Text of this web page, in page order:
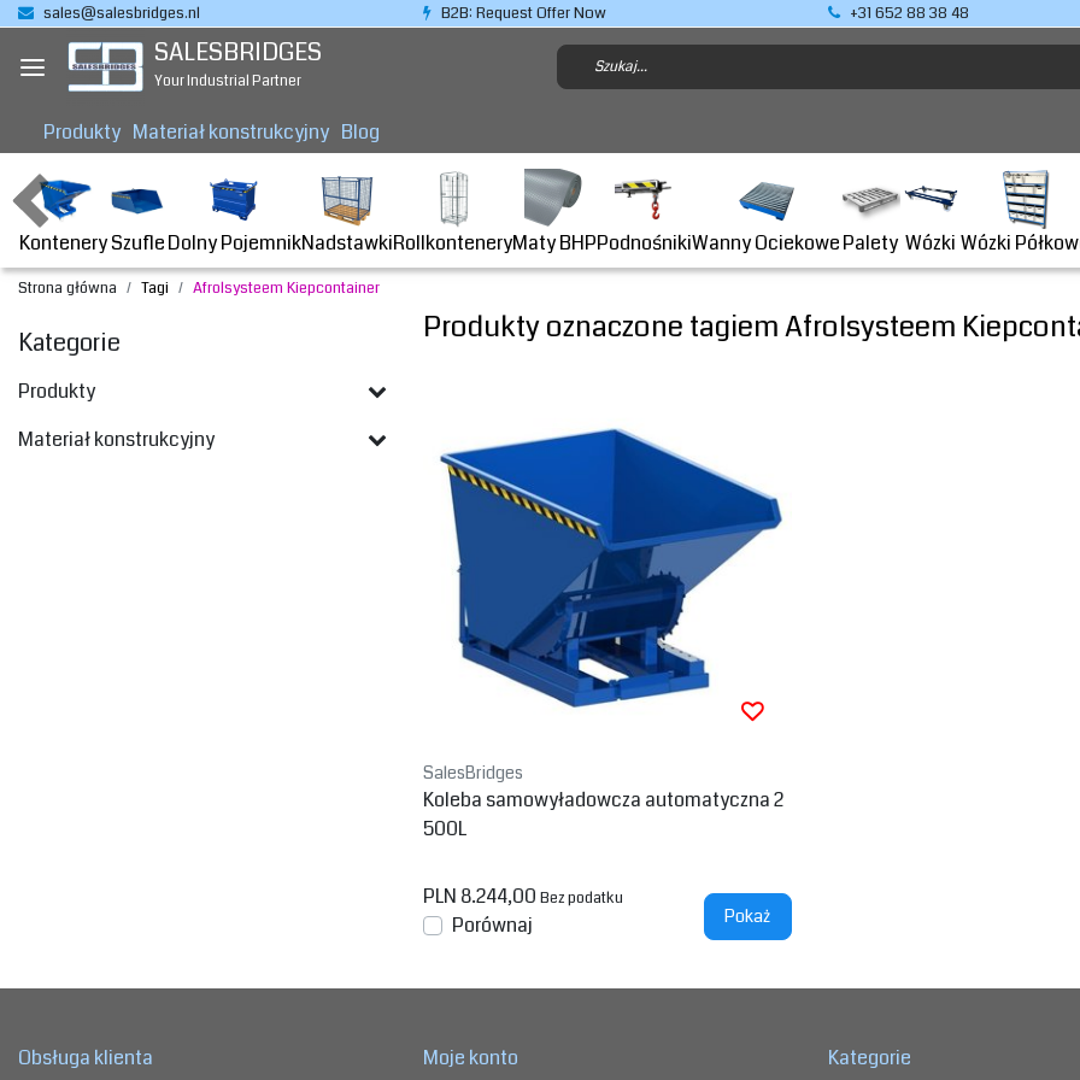
sales@salesbridges.nl B2B: Request Offer Now +31 652 88 38 48
SALESBRIDGES
Your Industrial Partner
Produkty Materiał konstrukcyjny Blog
KontenerySzufleDolny PojemnikNadstawkiRollkonteneryMaty BHPPodnośnikiWanny OciekowePalety Wózki Wózki
Strona główna Tagi Afrolsysteem Kiepcontainer
Kategorie
Produkty
Materiał konstrukcyjny
Produkty oznaczone tagiem Afrolsysteem
SalesBridges
Koleba samowyładowcza automatyczna 2
500L
PLN 8.244,00 Bez podatku
Porównaj Pokaż
Obsługa klienta Moje konto Kategorie